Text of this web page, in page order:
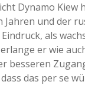
Dynamo Kiew
und der
als
er wie
besseren
das per se